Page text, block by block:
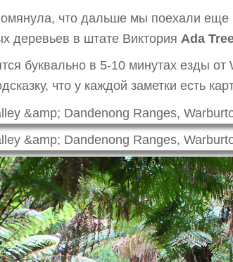
что дальше мы поехали
деревьев в штате Виктория Ada
буквально в 5-10 минутах езды
что у каждой заметки есть